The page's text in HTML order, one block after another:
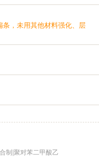
，未用其他材料强化、层
制|聚对苯二甲酸乙